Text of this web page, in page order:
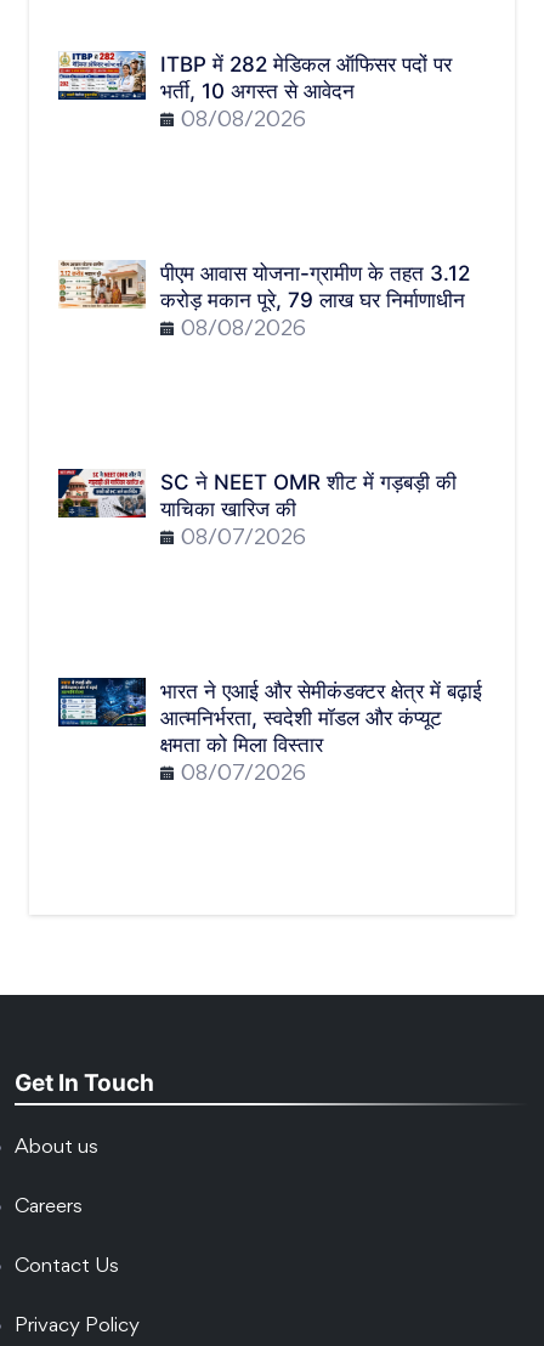
ITBP में 282 मेडिकल ऑफिसर पदों पर
भर्ती, 10 अगस्त से आवेदन
08/08/2026
पीएम आवास योजना-ग्रामीण के तहत 3.12
करोड़ मकान पूरे, 79 लाख घर निर्माणाधीन
08/08/2026
SC ने NEET OMR शीट में गड़बड़ी की
याचिका खारिज की
08/07/2026
भारत ने एआई और सेमीकंडक्टर क्षेत्र में बढ़ाई
आत्मनिर्भरता, स्वदेशी मॉडल और कंप्यूट
क्षमता को मिला विस्तार
08/07/2026
Get In Touch
About us
Careers
Contact Us
Privacy Policy